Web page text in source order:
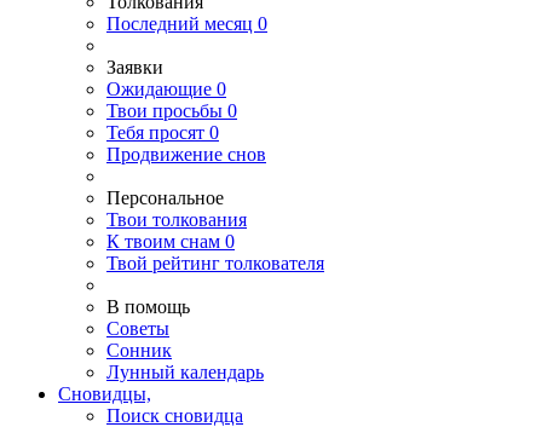
Последний месяц 0
Заявки
Ожидающие 0
Твои просьбы 0
Тебя просят 0
Продвижение снов
Персональное
Твои толкования
К твоим снам 0
Твой рейтинг толкователя
В помощь
Советы
Сонник
Лунный календарь
Сновидцы,
Поиск сновидца